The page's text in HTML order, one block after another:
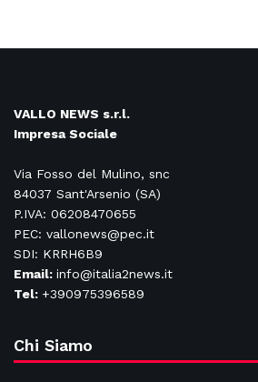
VALLO NEWS s.r.l.
Impresa Sociale
Via Fosso del Mulino, snc
84037 Sant'Arsenio (SA)
P.IVA: 06208470655
PEC: vallonews@pec.it
SDI: KRRH6B9
Email: info@italia2news.it
Tel: +390975396589
Chi Siamo